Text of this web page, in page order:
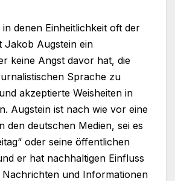
denen Einheitlichkeit oft der
Jakob Augstein ein
keine Angst davor hat, die
Sprache zu
akzeptierte Weisheiten in
Augstein ist nach wie vor eine
den deutschen Medien, sei es
oder seine öffentlichen
er hat nachhaltigen Einfluss
und Informationen